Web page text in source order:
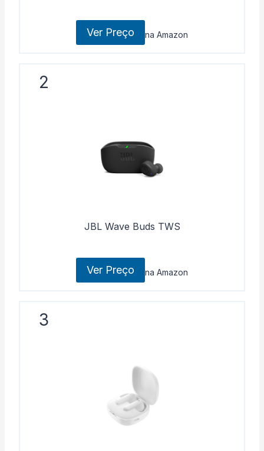
Ver Preço na Amazon
2
JBL Wave Buds TWS
Ver Preço na Amazon
3